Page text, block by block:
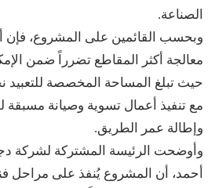
الصناعة.
وبحسب القائمين على المشروع، فإن
معالجة أكثر المقاطع تضرراً ضمن
مع تنفيذ أعمال تسوية وصيانة مسبقة
وإطالة عمر الطريق.
وأوضحت الرئيسة المشتركة لشركة
أحمد، أن المشروع يُنفذ على مراحل